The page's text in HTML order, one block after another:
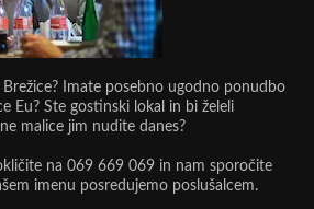
Imate posebno ugodno ponudbo
Eu? Ste gostinski lokal in bi želeli
malice jim nudite danes?
na 069 669 069 in nam sporočite
imenu posredujemo poslušalcem.